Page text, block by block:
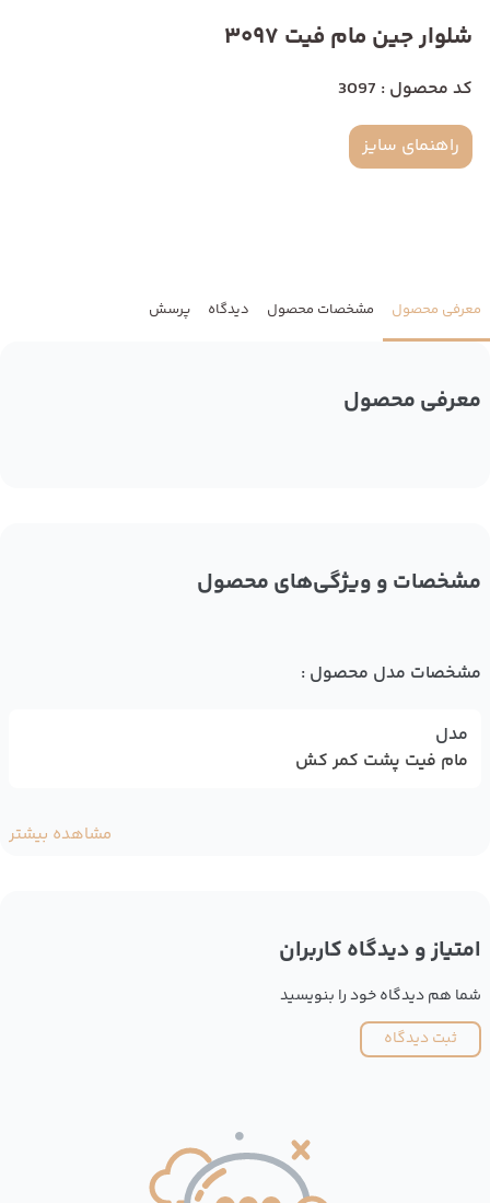
شلوار جین مام فیت 3097
کد محصول : 3097
راهنمای سایز
معرفی محصول مشخصات محصول دیدگاه پرسش
معرفی محصول
مشخصات و ویژگی‌های محصول
مشخصات مدل محصول :
مدل
مام فیت پشت کمر کش
مشاهده بیشتر
امتیاز و دیدگاه کاربران
شما هم دیدگاه خود را بنویسید
ثبت دیدگاه